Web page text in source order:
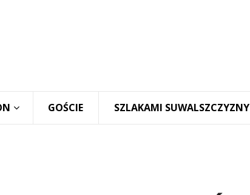
GOŚCIE SZLAKAMI SUWALSZCZYZNY